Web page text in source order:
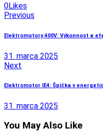
0Likes
Previous
Elektromotory 400V: Výkonnost a
31. marca 2025
Next
Elektromotor IE4: Špička v
31. marca 2025
You May Also Like